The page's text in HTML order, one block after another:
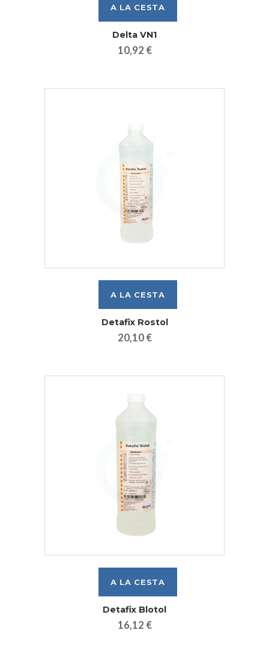
Delta VN1
10,92 €
Detafix Rostol
20,10 €
Detafix Blotol
16,12 €